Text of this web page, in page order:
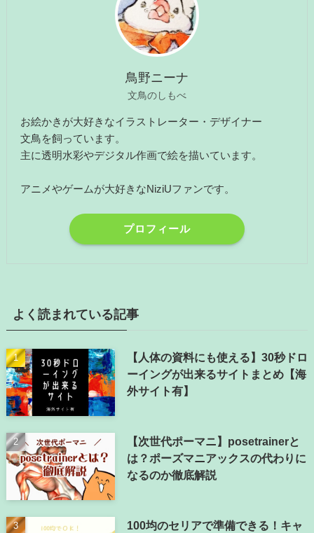
鳥野ニーナ
文鳥のしもべ
お絵かきが大好きなイラストレーター・デザイナー
文鳥を飼っています。
主に透明水彩やデジタル作画で絵を描いています。
アニメやゲームが大好きなNiziUファンです。
プロフィール
よく読まれている記事
【人体の資料にも使える】30秒ドロ
ーイングが出来るサイトまとめ【海
外サイト有】
【次世代ポーマニ】posetrainerと
は？ポーズマニアックスの代わりに
なるのか徹底解説
100均のセリアで準備できる！キャ